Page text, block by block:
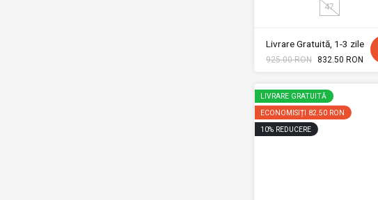
47
Livrare Gratuită, 1-3 zile
925.00 RON 832.50 RON
LIVRARE GRATUITĂ
ECONOMISIȚI 82.50 RON
10% REDUCERE